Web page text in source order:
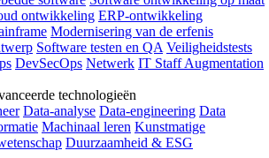
ontwikkeling ERP-ontwikkeling
Modernisering van de erfenis
Software testen en QA Veiligheidstests
DevSecOps Netwerk IT Staff Augmentation
technologieën
Data-analyse Data-engineering Data
Machinaal leren Kunstmatige
Duurzaamheid & ESG